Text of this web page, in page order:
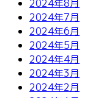
2024年8月
2024年7月
2024年6月
2024年5月
2024年4月
2024年3月
2024年2月